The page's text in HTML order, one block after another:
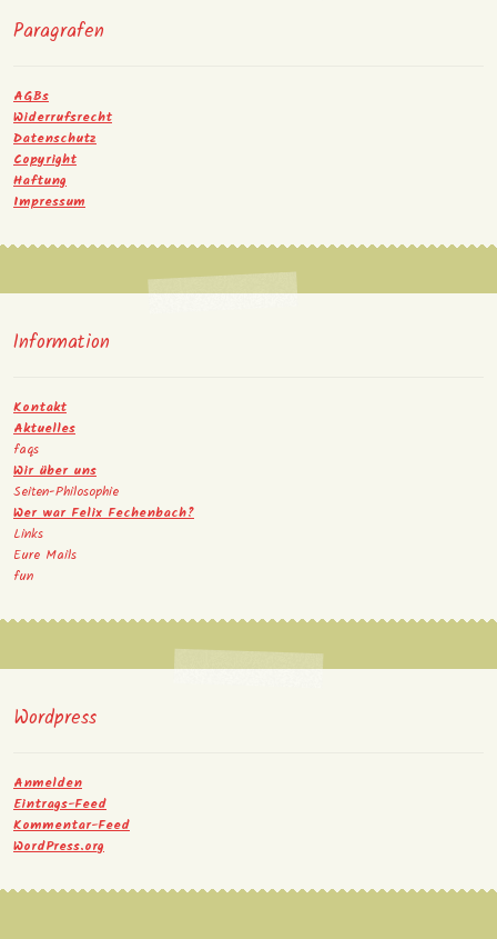
Paragrafen
AGBs
Widerrufsrecht
Datenschutz
Copyright
Haftung
Impressum
Information
Kontakt
Aktuelles
faqs
Wir über uns
Seiten-Philosophie
Wer war Felix Fechenbach?
Links
Eure Mails
fun
Wordpress
Anmelden
Eintrags-Feed
Kommentar-Feed
WordPress.org